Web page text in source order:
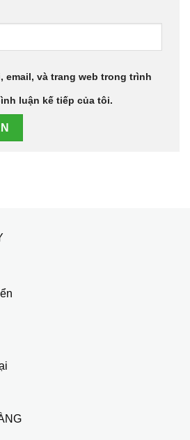
email, và trang web trong trình
luận kế tiếp của tôi.